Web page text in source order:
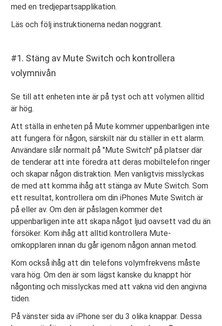
med en tredjepartsapplikation.
Läs och följ instruktionerna nedan noggrant.
#1. Stäng av Mute Switch och kontrollera
volymnivån
Se till att enheten inte är på tyst och att volymen alltid
är hög.
Att ställa in enheten på Mute kommer uppenbarligen inte
att fungera för någon, särskilt när du ställer in ett alarm.
Användare slår normalt på "Mute Switch" på platser där
de tenderar att inte föredra att deras mobiltelefon ringer
och skapar någon distraktion. Men vanligtvis misslyckas
de med att komma ihåg att stänga av Mute Switch. Som
ett resultat, kontrollera om din iPhones Mute Switch är
på eller av. Om den är påslagen kommer det
uppenbarligen inte att skapa något ljud oavsett vad du än
försöker. Kom ihåg att alltid kontrollera Mute-
omkopplaren innan du går igenom någon annan metod.
Kom också ihåg att din telefons volymfrekvens måste
vara hög. Om den är som lägst kanske du knappt hör
någonting och misslyckas med att vakna vid den angivna
tiden.
På vänster sida av iPhone ser du 3 olika knappar. Dessa